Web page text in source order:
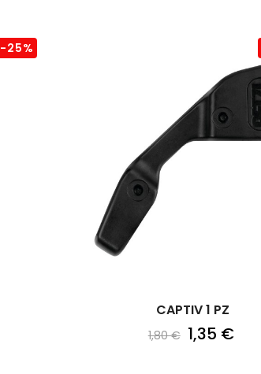
-25%
CAPTIV 1 PZ
1,80 € 1,35 €